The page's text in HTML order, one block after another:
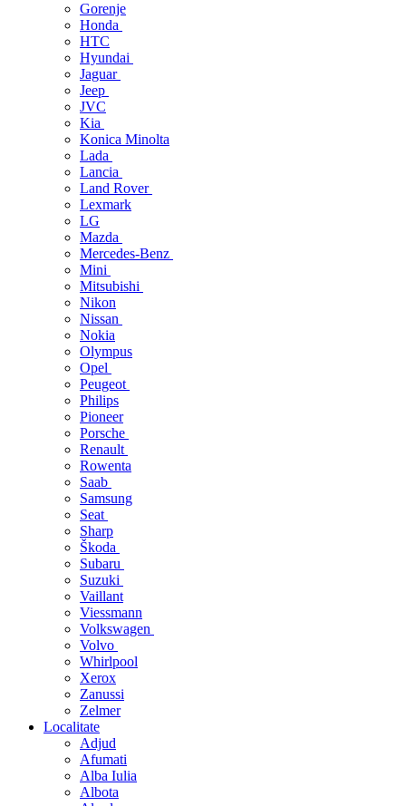
Gorenje
Honda
HTC
Hyundai
Jaguar
Jeep
JVC
Kia
Konica Minolta
Lada
Lancia
Land Rover
Lexmark
LG
Mazda
Mercedes-Benz
Mini
Mitsubishi
Nikon
Nissan
Nokia
Olympus
Opel
Peugeot
Philips
Pioneer
Porsche
Renault
Rowenta
Saab
Samsung
Seat
Sharp
Škoda
Subaru
Suzuki
Vaillant
Viessmann
Volkswagen
Volvo
Whirlpool
Xerox
Zanussi
Zelmer
Localitate
Adjud
Afumati
Alba Iulia
Albota